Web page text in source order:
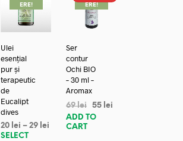
ERE!
Ulei
esențial
pur și
terapeutic
de
Eucalipt
dives
20 lei – 29 lei
SELECT
ERE!
Ser
contur
Ochi BIO
– 30 ml –
Aromax
69lei 55 lei
ADD TO
CART